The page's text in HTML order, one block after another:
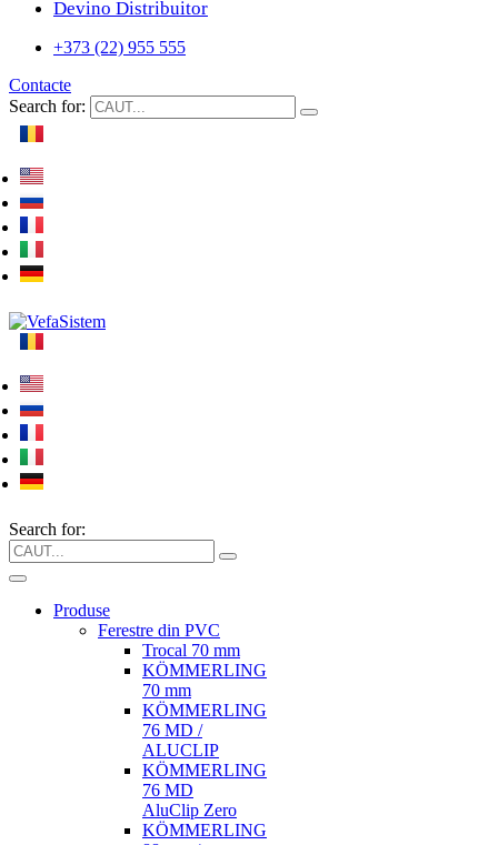
Devino Distribuitor
+373 (22) 955 555
Contacte
Search for:
Search for:
Produse
Ferestre din PVC
Trocal 70 mm
KÖMMERLING
70 mm
KÖMMERLING
76 MD /
ALUCLIP
KÖMMERLING
76 MD
AluClip Zero
KÖMMERLING